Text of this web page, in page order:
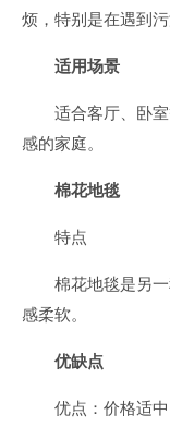
烦，特别是在遇到污
适用场景
适合客厅、卧
感的家庭。
棉花地毯
特点
棉花地毯是另
感柔软。
优缺点
优点：价格适